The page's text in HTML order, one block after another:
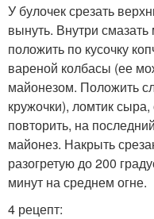
У булочек срезать
вынуть. Внутри
положить по кусочку
вареной колбасы (ее
майонезом. Положить
кружочки), ломтик
повторить, на
майонез. Накрыть
разогретую до 200
минут на среднем огне.
4 рецепт: